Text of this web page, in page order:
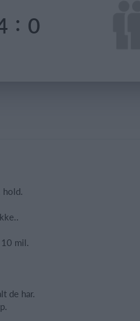
: 0
hold.
mil.
de har.